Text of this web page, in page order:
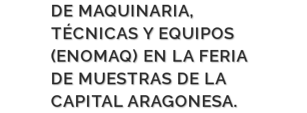
DE MAQUINARIA,
TÉCNICAS Y EQUIPOS
(ENOMAQ) EN LA FERIA
DE MUESTRAS DE LA
CAPITAL ARAGONESA.